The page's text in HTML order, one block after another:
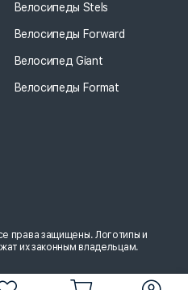
Велосипеды Stels
Велосипеды Forward
Велосипед Giant
Велосипеды Format
права защищены. Логотипы и
их законным владельцам.